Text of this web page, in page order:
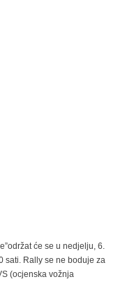
će se u nedjelju, 6.
sati. Rally se ne boduje za
(ocjenska vožnja